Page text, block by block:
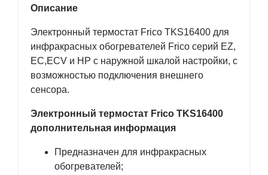
Описание
Электронный термостат Frico TKS16400 для
инфракрасных обогревателей Frico cерий EZ,
EC,ECV и HP с наружной шкалой настройки, с
возможностью подключения внешнего
сенсора.
Электронный термостат Frico ТKS16400
дополнительная информация
Предназначен для инфракрасных
обогревателей;